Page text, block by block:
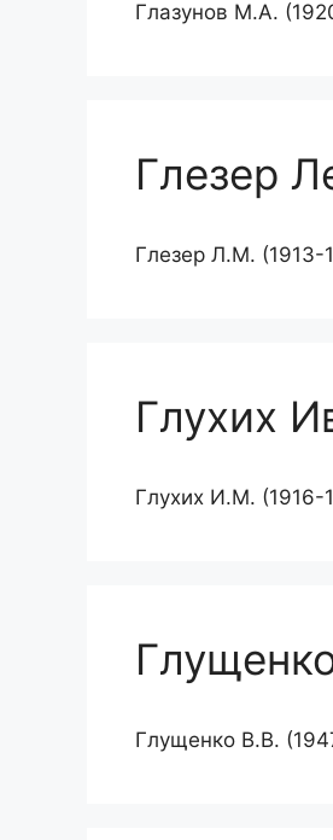
Глазунов М.А.
Глезер
Глезер Л.М. (1913-
Глухих
Глухих И.М. (1916-
Глущенко В.В.